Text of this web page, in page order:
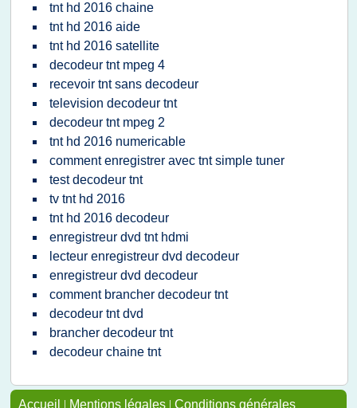
tnt hd 2016 chaine
tnt hd 2016 aide
tnt hd 2016 satellite
decodeur tnt mpeg 4
recevoir tnt sans decodeur
television decodeur tnt
decodeur tnt mpeg 2
tnt hd 2016 numericable
comment enregistrer avec tnt simple tuner
test decodeur tnt
tv tnt hd 2016
tnt hd 2016 decodeur
enregistreur dvd tnt hdmi
lecteur enregistreur dvd decodeur
enregistreur dvd decodeur
comment brancher decodeur tnt
decodeur tnt dvd
brancher decodeur tnt
decodeur chaine tnt
Accueil | Mentions légales | Conditions générales